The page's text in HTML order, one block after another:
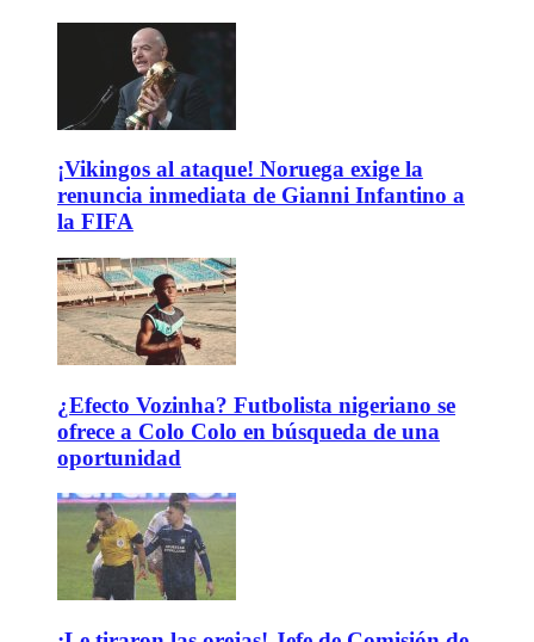
¡Vikingos al ataque! Noruega exige la
renuncia inmediata de Gianni Infantino a
la FIFA
¿Efecto Vozinha? Futbolista nigeriano se
ofrece a Colo Colo en búsqueda de una
oportunidad